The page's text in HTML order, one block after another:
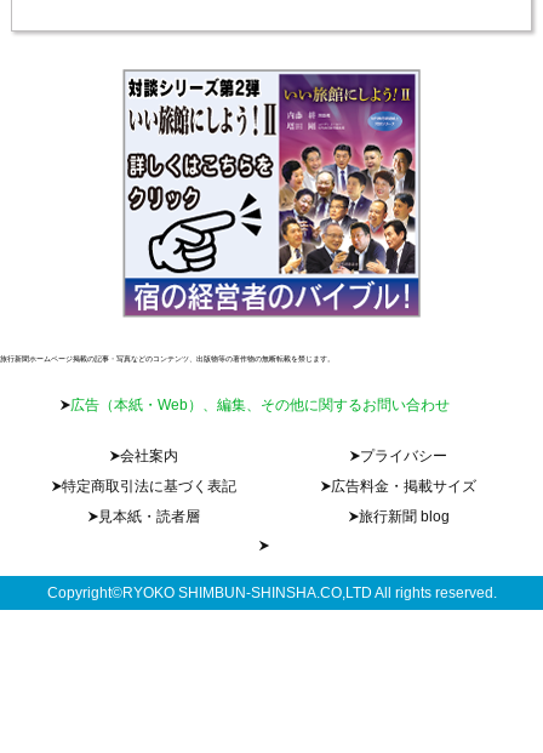
旅行新聞ホームページ掲載の記事・写真などのコンテンツ、出版物等の著作物の無断転載を禁じます。
広告（本紙・Web）、編集、その他に関するお問い合わせ
会社案内
プライバシー
特定商取引法に基づく表記
広告料金・掲載サイズ
見本紙・読者層
旅行新聞 blog
Copyright©RYOKO SHIMBUN-SHINSHA.CO,LTD All rights reserved.